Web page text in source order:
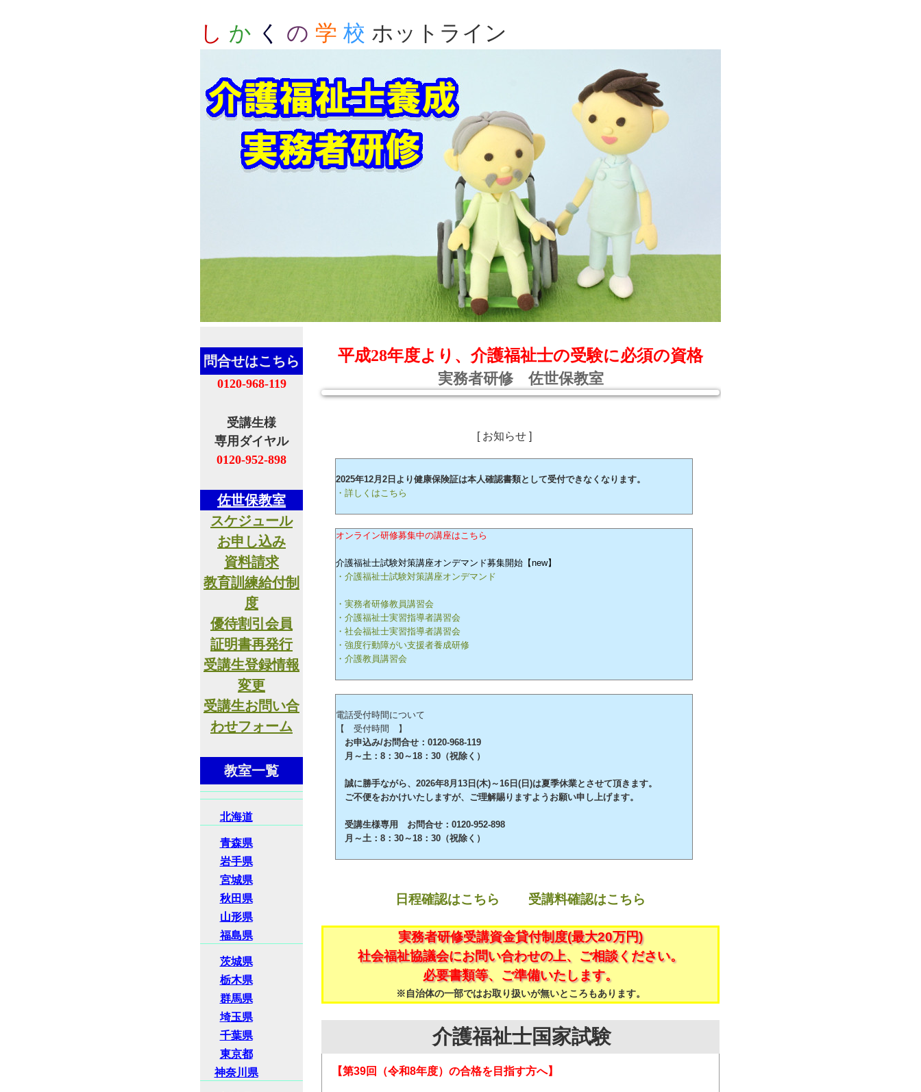
し か く の 学 校 ホットライン
平成28年度より、介護福祉士の受験に必須の資格
実務者研修 佐世保教室
[ お知らせ ]
2025年12月2日より健康保険証は本人確認書類として受付できなくなります。
・詳しくはこちら
オンライン研修募集中の講座はこちら
介護福祉士試験対策講座オンデマンド募集開始【new】
・介護福祉士試験対策講座オンデマンド
・実務者研修教員講習会
・介護福祉士実習指導者講習会
・社会福祉士実習指導者講習会
・強度行動障がい支援者養成研修
・介護教員講習会
電話受付時間について
【 受付時間 】
お申込み/お問合せ：0120-968-119
月～土：8：30～18：30（祝除く）
誠に勝手ながら、2026年8月13日(木)～16日(日)は夏季休業とさせて頂きます。
ご不便をおかけいたしますが、ご理解賜りますようお願い申し上げます。
受講生様専用 お問合せ：0120-952-898
月～土：8：30～18：30（祝除く）
日程確認はこちら 受講料確認はこちら
実務者研修受講資金貸付制度(最大20万円)
社会福祉協議会にお問い合わせの上、ご相談ください。
必要書類等、ご準備いたします。
※自治体の一部ではお取り扱いが無いところもあります。
介護福祉士国家試験
【第39回（令和8年度）の合格を目指す方へ】
問合せはこちら
0120-968-119
受講生様
専用ダイヤル
0120-952-898
佐世保教室
スケジュール
お申し込み
資料請求
教育訓練給付制
度
優待割引会員
証明書再発行
受講生登録情報
変更
受講生お問い合
わせフォーム
教室一覧
北海道
青森県
岩手県
宮城県
秋田県
山形県
福島県
茨城県
栃木県
群馬県
埼玉県
千葉県
東京都
神奈川県